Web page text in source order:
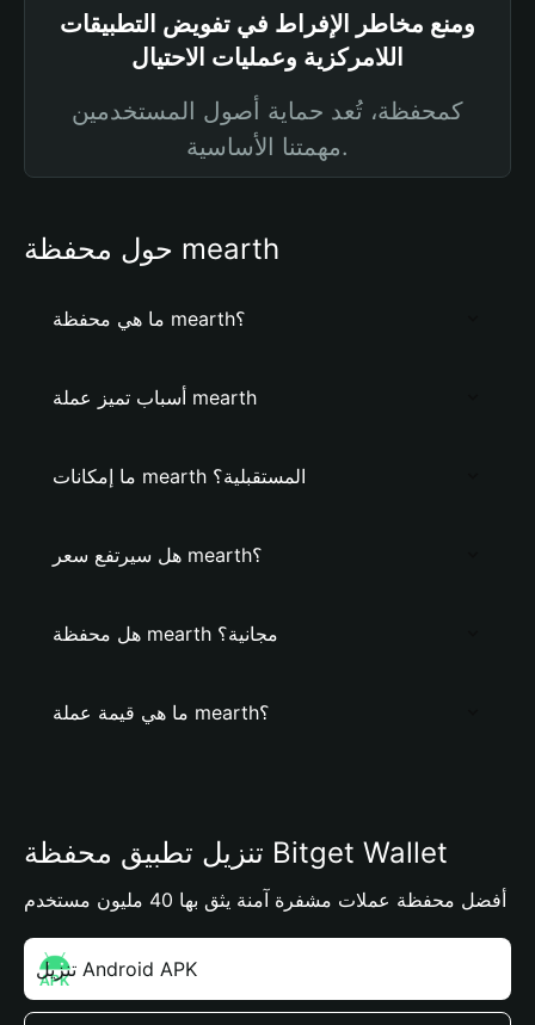
ومنع مخاطر الإفراط في تفويض التطبيقات
اللامركزية وعمليات الاحتيال
كمحفظة، تُعد حماية أصول المستخدمين
مهمتنا الأساسية.
حول محفظة mearth
ما هي محفظة mearth؟
أسباب تميز عملة mearth
ما إمكانات mearth المستقبلية؟
هل سيرتفع سعر mearth؟
هل محفظة mearth مجانية؟
ما هي قيمة عملة mearth؟
تنزيل تطبيق محفظة Bitget Wallet
أفضل محفظة عملات مشفرة آمنة يثق بها 40 مليون مستخدم
تنزيل Android APK